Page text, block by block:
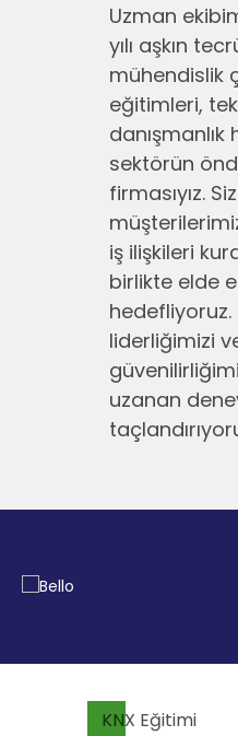
Uzman
yılı aşkın
mühendislik
eğitimleri,
sektörün
firmasıyız.
iş ilişkileri
birlikte elde
hedefliyoruz.
liderliğimizi
uzanan
KNX Eğitimi